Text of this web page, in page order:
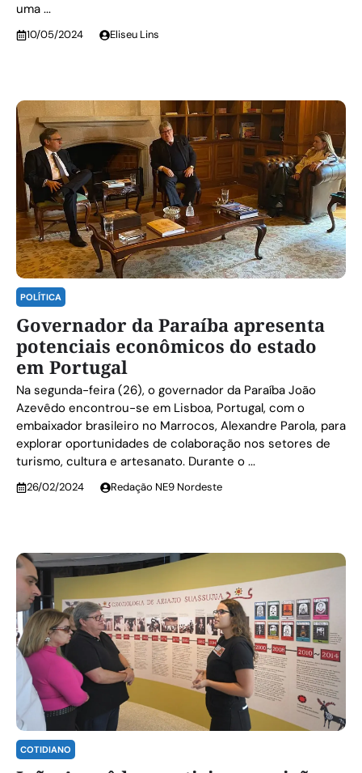
uma ...
10/05/2024 Eliseu Lins
POLÍTICA
Governador da Paraíba apresenta
potenciais econômicos do estado
em Portugal
Na segunda-feira (26), o governador da Paraíba João
Azevêdo encontrou-se em Lisboa, Portugal, com o
embaixador brasileiro no Marrocos, Alexandre Parola, para
explorar oportunidades de colaboração nos setores de
turismo, cultura e artesanato. Durante o ...
26/02/2024 Redação NE9 Nordeste
COTIDIANO